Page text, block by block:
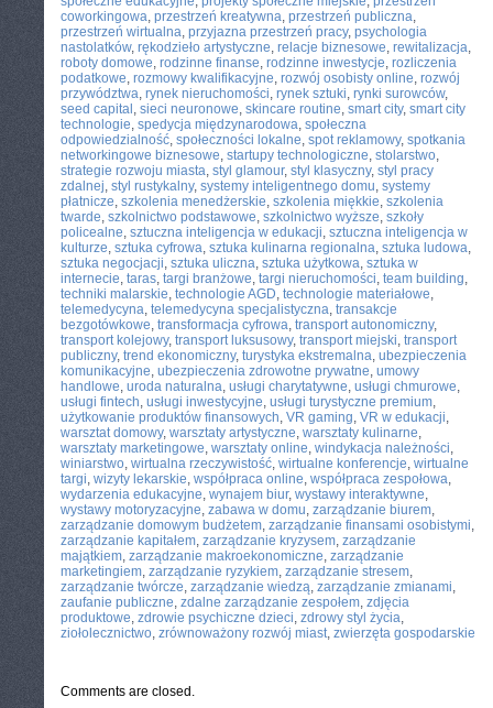
coworkingowa, przestrzeń kreatywna, przestrzeń publiczna,
przestrzeń wirtualna, przyjazna przestrzeń pracy, psychologia
nastolatków, rękodzieło artystyczne, relacje biznesowe, rewitalizacja,
roboty domowe, rodzinne finanse, rodzinne inwestycje, rozliczenia
podatkowe, rozmowy kwalifikacyjne, rozwój osobisty online, rozwój
przywództwa, rynek nieruchomości, rynek sztuki, rynki surowców,
seed capital , sieci neuronowe, skincare routine, smart city, smart city
technologie, spedycja międzynarodowa, społeczna
odpowiedzialność, społeczności lokalne, spot reklamowy, spotkania
networkingowe biznesowe, startupy technologiczne, stolarstwo,
strategie rozwoju miasta, styl glamour, styl klasyczny, styl pracy
zdalnej, styl rustykalny, systemy inteligentnego domu, systemy
płatnicze, szkolenia menedżerskie, szkolenia miękkie, szkolenia
twarde, szkolnictwo podstawowe, szkolnictwo wyższe, szkoły
policealne, sztuczna inteligencja w edukacji, sztuczna inteligencja w
kulturze, sztuka cyfrowa, sztuka kulinarna regionalna, sztuka ludowa,
sztuka negocjacji, sztuka uliczna, sztuka użytkowa, sztuka w
internecie, taras, targi branżowe, targi nieruchomości, team building,
techniki malarskie, technologie AGD, technologie materiałowe,
telemedycyna, telemedycyna specjalistyczna, transakcje
bezgotówkowe, transformacja cyfrowa, transport autonomiczny,
transport kolejowy, transport luksusowy, transport miejski, transport
publiczny, trend ekonomiczny, turystyka ekstremalna, ubezpieczenia
komunikacyjne, ubezpieczenia zdrowotne prywatne, umowy
handlowe, uroda naturalna, usługi charytatywne, usługi chmurowe,
usługi fintech, usługi inwestycyjne, usługi turystyczne premium,
użytkowanie produktów finansowych, VR gaming, VR w edukacji,
warsztat domowy, warsztaty artystyczne, warsztaty kulinarne,
warsztaty marketingowe, warsztaty online, windykacja należności,
winiarstwo, wirtualna rzeczywistość, wirtualne konferencje, wirtualne
targi, wizyty lekarskie, współpraca online, współpraca zespołowa,
wydarzenia edukacyjne, wynajem biur, wystawy interaktywne,
wystawy motoryzacyjne, zabawa w domu, zarządzanie biurem,
zarządzanie domowym budżetem, zarządzanie finansami osobistymi,
zarządzanie kapitałem, zarządzanie kryzysem, zarządzanie
majątkiem, zarządzanie makroekonomiczne, zarządzanie
marketingiem, zarządzanie ryzykiem, zarządzanie stresem,
zarządzanie twórcze, zarządzanie wiedzą, zarządzanie zmianami,
zaufanie publiczne, zdalne zarządzanie zespołem, zdjęcia
produktowe, zdrowie psychiczne dzieci, zdrowy styl życia,
ziołolecznictwo, zrównoważony rozwój miast, zwierzęta gospodarskie
Comments are closed.